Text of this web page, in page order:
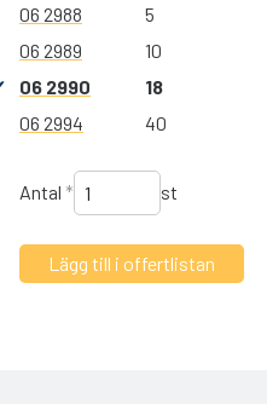
06 2988
5
06 2989
10
06 2990
18
06 2994
40
Antal * st